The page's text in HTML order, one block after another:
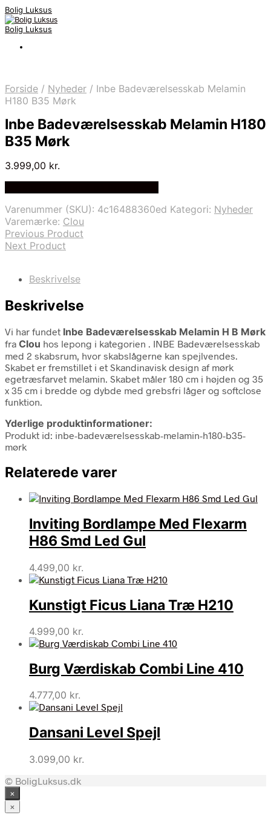
Bolig Luksus
Bolig Luksus
Forside / Nyheder / Inbe Badeværelsesskab Melamin
H180 B35 Mørk
Inbe Badeværelsesskab Melamin H180
B35 Mørk
3.999,00 kr.
Varenummer (SKU): 4c16488360ed Kategori: Nyheder
Varemærke: Clou
Previous Product
Next Product
Beskrivelse
Beskrivelse
Vi har fundet Inbe Badeværelsesskab Melamin H B Mørk
fra Clou hos lepong i kategorien . INBE Badeværelsesskab
med 2 skabsrum, hvor skabslågerne kan spejlvendes.
Skabet er fremstillet i et Skandinavisk design af mørk
egetræsfarvet melamin. Skabet måler 180 cm i højden og 35
x 35 cm i bredde og dybde med grebsfri låger og softclose
funktion.
Yderlige produktinformationer:
Produkt id: inbe-badeværelsesskab-melamin-h180-b35-
mørk
Relaterede varer
Inviting Bordlampe Med Flexarm
H86 Smd Led Gul
4.499,00 kr.
Kunstigt Ficus Liana Træ H210
4.999,00 kr.
Burg Værdiskab Combi Line 410
4.777,00 kr.
Dansani Level Spejl
3.099,00 kr.
© BoligLuksus.dk
×
×